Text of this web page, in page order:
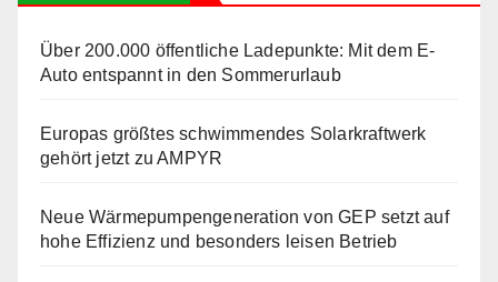
Über 200.000 öffentliche Ladepunkte: Mit dem E-
Auto entspannt in den Sommerurlaub
Europas größtes schwimmendes Solarkraftwerk
gehört jetzt zu AMPYR
Neue Wärmepumpengeneration von GEP setzt auf
hohe Effizienz und besonders leisen Betrieb